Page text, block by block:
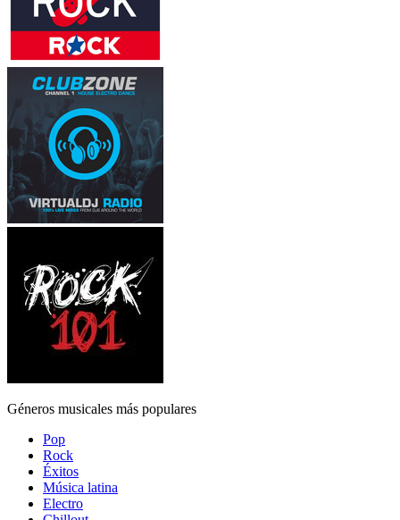
Géneros musicales más populares
Pop
Rock
Éxitos
Música latina
Electro